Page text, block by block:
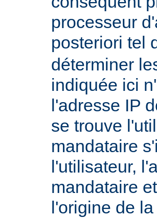
processeur
posteriori tel
déterminer
indiquée ici
l'adresse IP
se trouve
mandataire
l'utilisateur,
mandataire
l'origine de